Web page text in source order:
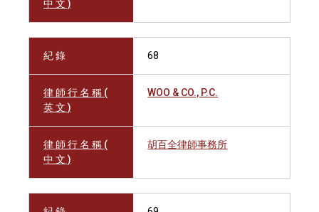
中 文 )
紀 錄 68
律 師 行 名 稱 (
英 文 )
WOO & CO., P.C.
律 師 行 名 稱 (
中 文 )
胡百全律師事務所